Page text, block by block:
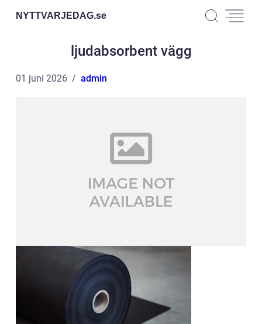
NYTTVARJEDAG.se
ljudabsorbent vägg
01 juni 2026 admin